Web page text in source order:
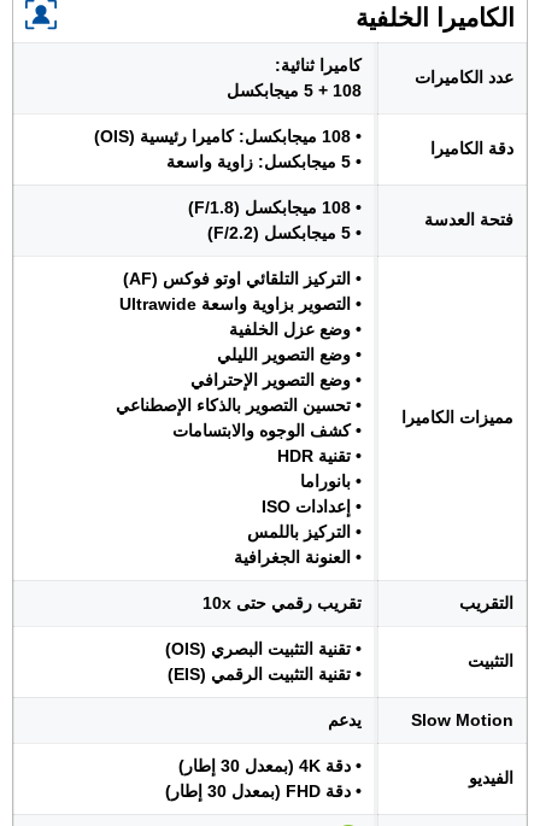
الكاميرا الخلفية
عدد الكاميرات
كاميرا ثنائية:
108 + 5 ميجابكسل
دقة الكاميرا
• 108 ميجابكسل: كاميرا رئيسية (OIS)
• 5 ميجابكسل: زاوية واسعة
فتحة العدسة
• 108 ميجابكسل (F/1.8)
• 5 ميجابكسل (F/2.2)
مميزات الكاميرا
• التركيز التلقائي اوتو فوكس (AF)
• التصوير بزاوية واسعة Ultrawide
• وضع عزل الخلفية
• وضع التصوير الليلي
• وضع التصوير الإحترافي
• تحسين التصوير بالذكاء الإصطناعي
• كشف الوجوه والابتسامات
• تقنية HDR
• بانوراما
• إعدادات ISO
• التركيز باللمس
• العنونة الجغرافية
التقريب تقريب رقمي حتى 10x
التثبيت
• تقنية التثبيت البصري (OIS)
• تقنية التثبيت الرقمي (EIS)
Slow Motion يدعم
الفيديو
• دقة 4K (بمعدل 30 إطار)
• دقة FHD (بمعدل 30 إطار)